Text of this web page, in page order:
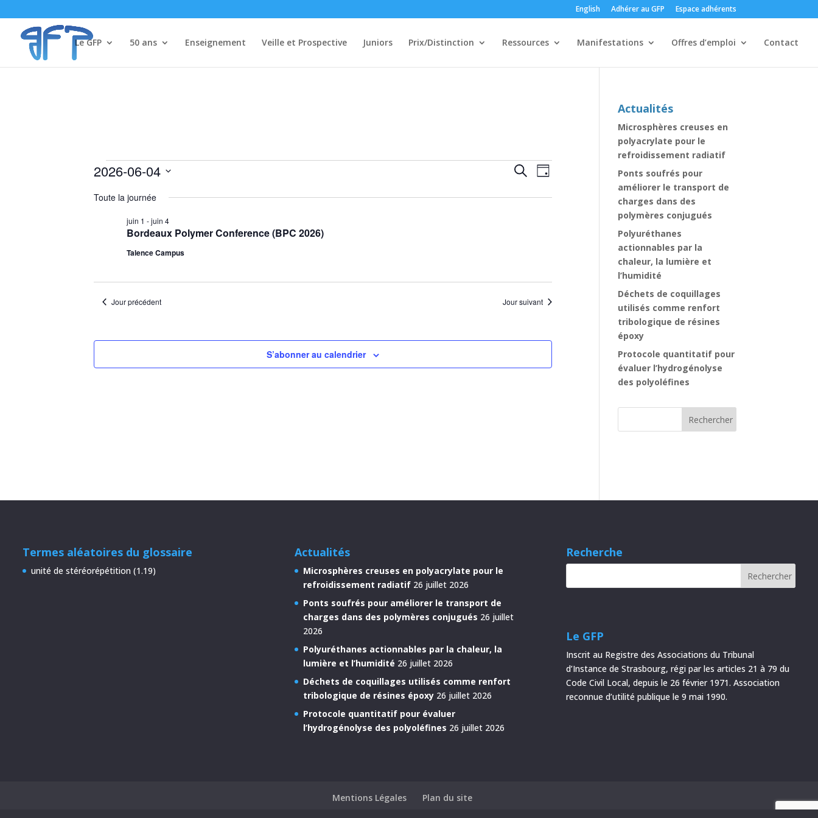
English Adhérer au GFP Espace adhérents
Le GFP 50 ans Enseignement Veille et Prospective Juniors Prix/Distinction Ressources Manifestations Offres d’emploi Contact
Évènements
4
2026
Recherche
navigation
RechercheNavigation
de
vues
Jour
2026-06-04
une
Toute la journée
Bordeaux Polymer Conference (BPC 2026)
juin 1 -juin 4
Talence Campus
Jour précédent Jour suivant
S’abonner au calendrier
Actualités
Microsphères creuses en
polyacrylate pour le
refroidissement radiatif
Ponts soufrés pour
améliorer le transport de
charges dans des
polymères conjugués
Polyuréthanes
actionnables par la
chaleur, la lumière et
l’humidité
Déchets de coquillages
utilisés comme renfort
tribologique de résines
époxy
Protocole quantitatif pour
évaluer l’hydrogénolyse
des polyoléfines
Termes aléatoires du glossaire
unité de stéréorépétition (1.19)
Actualités
Microsphères creuses en polyacrylate pour le
refroidissement radiatif 26 juillet 2026
Ponts soufrés pour améliorer le transport de
charges dans des polymères conjugués 26 juillet
2026
Polyuréthanes actionnables par la chaleur, la
lumière et l’humidité 26 juillet 2026
Déchets de coquillages utilisés comme renfort
tribologique de résines époxy 26 juillet 2026
Protocole quantitatif pour évaluer
l’hydrogénolyse des polyoléfines 26 juillet 2026
Recherche
Le GFP
Inscrit au Registre des Associations du Tribunal
d’Instance de Strasbourg, régi par les articles 21 à 79 du
Code Civil Local, depuis le 26 février 1971. Association
reconnue d’utilité publique le 9 mai 1990.
Mentions Légales Plan du site